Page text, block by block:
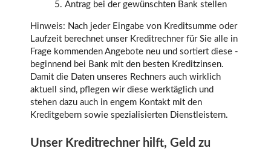
Antrag bei der gewünschten Bank stellen
Hinweis: Nach jeder Eingabe von Kreditsumme oder
Laufzeit berechnet unser Kreditrechner für Sie alle in
Frage kommenden Angebote neu und sortiert diese -
beginnend bei Bank mit den besten Kreditzinsen.
Damit die Daten unseres Rechners auch wirklich
aktuell sind, pflegen wir diese werktäglich und
stehen dazu auch in engem Kontakt mit den
Kreditgebern sowie spezialisierten Dienstleistern.
Unser Kreditrechner hilft, Geld zu